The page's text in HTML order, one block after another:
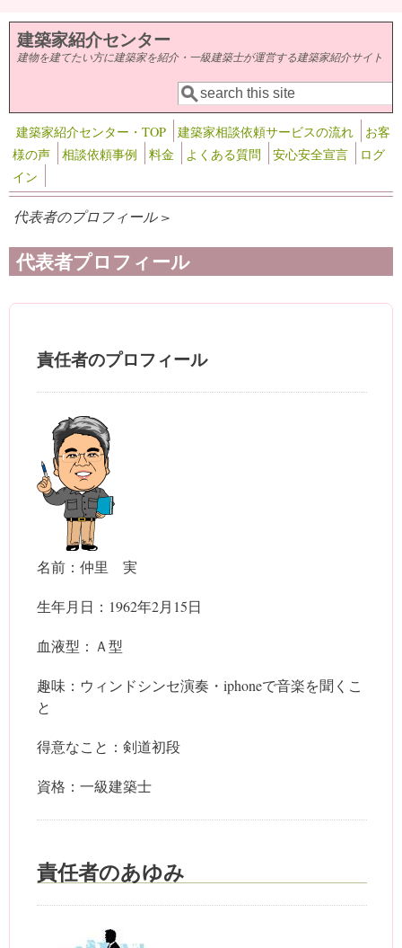
メインコンテンツに移動
建築家紹介センター
建物を建てたい方に建築家を紹介・一級建築士が運営する建築家紹介サイト
検索フォーム
検索
建築家紹介センター・TOP 建築家相談依頼サービスの流れ
お客
様の声
相談依頼事例 料金 よくある質問 安心安全宣言
ログ
イン
代表者のプロフィール >
代表者プロフィール
責任者のプロフィール
名前：仲里 実
生年月日：1962年2月15日
血液型：Ａ型
趣味：ウィンドシンセ演奏・iphoneで音楽を聞くこ
と
得意なこと：剣道初段
資格：一級建築士
責任者のあゆみ